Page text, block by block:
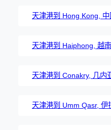
天津港到 Hong Kong,
天津港到 Haiphong, 越
天津港到 Conakry, 几内
天津港到 Umm Qasr, 伊